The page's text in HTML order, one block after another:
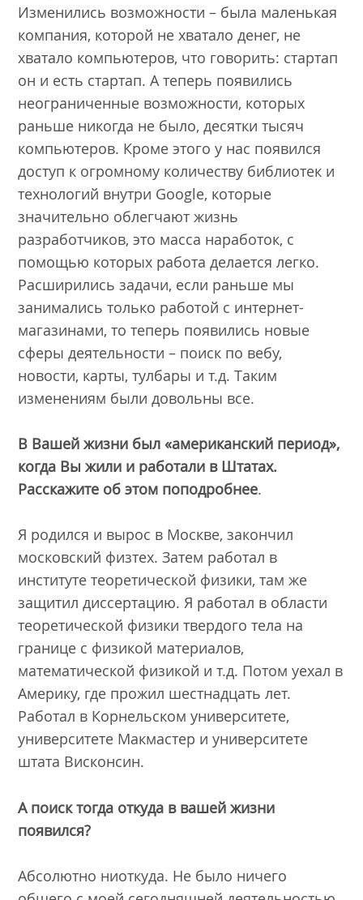
Изменились возможности – была маленькая
компания, которой не хватало денег, не
хватало компьютеров, что говорить: стартап
он и есть стартап. А теперь появились
неограниченные возможности, которых
раньше никогда не было, десятки тысяч
компьютеров. Кроме этого у нас появился
доступ к огромному количеству библиотек и
технологий внутри Google, которые
значительно облегчают жизнь
разработчиков, это масса наработок, с
помощью которых работа делается легко.
Расширились задачи, если раньше мы
занимались только работой с интернет-
магазинами, то теперь появились новые
сферы деятельности – поиск по вебу,
новости, карты, тулбары и т.д. Таким
изменениям были довольны все.
В Вашей жизни был «американский период»,
когда Вы жили и работали в Штатах.
Расскажите об этом поподробнее.
Я родился и вырос в Москве, закончил
московский физтех. Затем работал в
институте теоретической физики, там же
защитил диссертацию. Я работал в области
теоретической физики твердого тела на
границе с физикой материалов,
математической физикой и т.д. Потом уехал в
Америку, где прожил шестнадцать лет.
Работал в Корнельском университете,
университете Макмастер и университете
штата Висконсин.
А поиск тогда откуда в вашей жизни
появился?
Абсолютно ниоткуда. Не было ничего